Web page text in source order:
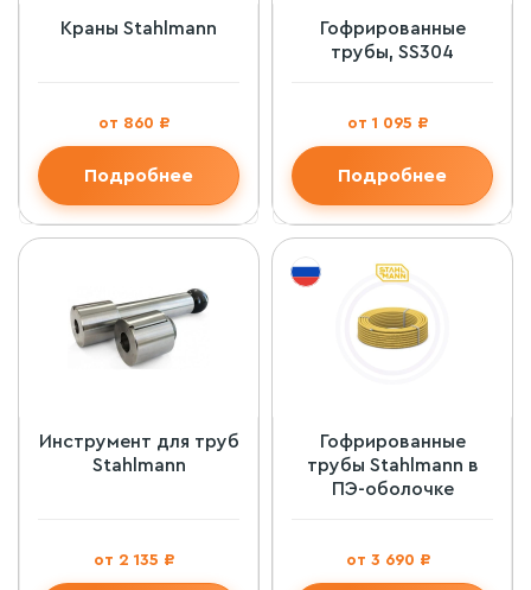
Краны Stahlmann
от 860 ₽
Подробнее
Гофрированные
трубы, SS304
от 1 095 ₽
Подробнее
Инструмент для труб
Stahlmann
от 2 135 ₽
Гофрированные
трубы Stahlmann в
ПЭ-оболочке
от 3 690 ₽